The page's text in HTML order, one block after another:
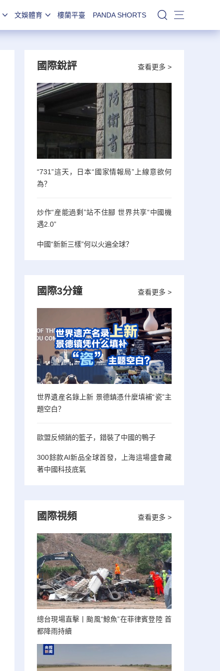
文娛體育 樓蘭平臺 PANDA SHORTS 站內搜索
查看更多 >
國際銳評
“731”這天，日本“國家情報局”上線意欲何
為？
炒作“産能過剩”站不住腳 世界共享“中國機
遇2.0”
中國“新新三樣”何以火遍全球？
查看更多 >
國際3分鐘
世界遺産名錄上新 景德鎮憑什麼填補“瓷”主
題空白？
歐盟反傾銷的籃子，錯裝了中國的鴨子
300餘款AI新品全球首發，上海這場盛會藏
著中國科技底氣
查看更多 >
國際視頻
總台現場直擊丨颱風“鯨魚”在菲律賓登陸 首
都降雨持續